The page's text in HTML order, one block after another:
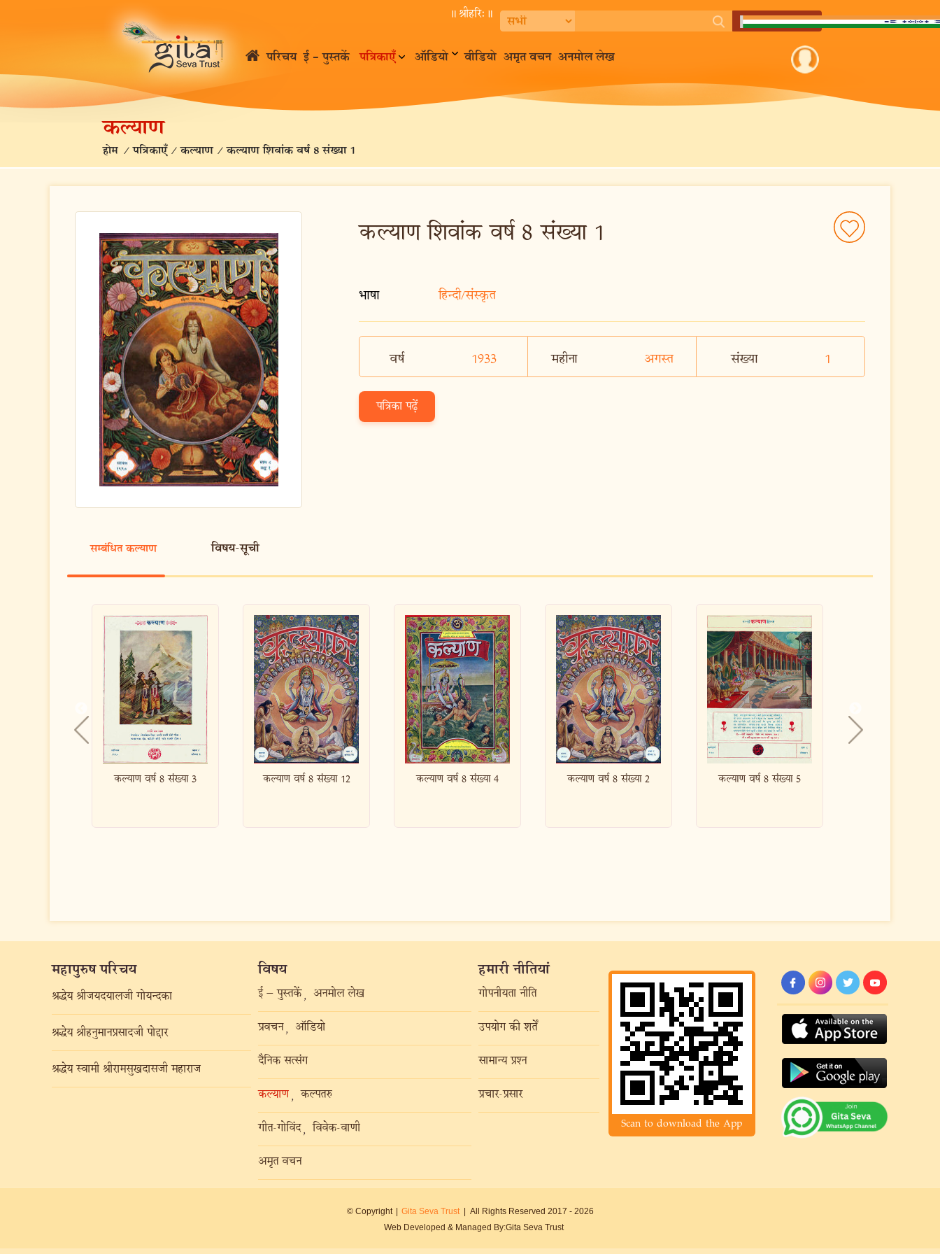
॥ श्रीहरि:॥
परिचय ई – पुस्तकें पत्रिकाएँ ऑडियो वीडियो अमृत वचन अनमोल लेख
कल्याण
होम /पत्रिकाएँ /कल्याण /कल्याण शिवांक वर्ष 8 संख्या 1
कल्याण शिवांक वर्ष 8 संख्या 1
भाषा हिन्दी/संस्कृत
वर्ष 1933 महीना अगस्त संख्या 1
पत्रिका पढ़ें
सम्बंधित कल्याण विषय-सूची
कल्याण वर्ष 8 संख्या 12 कल्याण वर्ष 8 संख्या 4 कल्याण वर्ष 8 संख्या 2 कल्याण वर्ष 8 संख्या 5 कल्याण वर्ष 8 संख्या 6
महापुरुष परिचय
श्रद्धेय श्रीजयदयालजी गोयन्दका
श्रद्धेय श्रीहनुमानप्रसादजी पोद्दार
श्रद्धेय स्वामी श्रीरामसुखदासजी महाराज
विषय
ई – पुस्तकें , अनमोल लेख
प्रवचन , ऑडियो
दैनिक सत्संग
कल्याण , कल्पतरु
गीत-गोविंद , विवेक-वाणी
अमृत वचन
हमारी नीतियां
गोपनीयता नीति
उपयोग की शर्तें
सामान्य प्रश्न
प्रचार-प्रसार
Scan to download the App
© Copyright | Gita Seva Trust | All Rights Reserved 2017 - 2026
Web Developed & Managed By:Gita Seva Trust